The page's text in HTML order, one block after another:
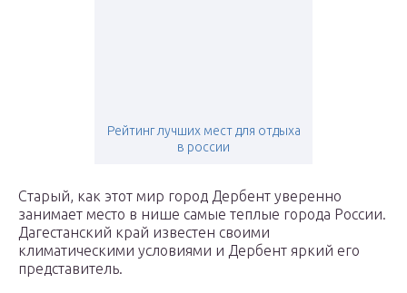
Рейтинг лучших мест для отдыха
в россии
Старый, как этот мир город Дербент уверенно
занимает место в нише самые теплые города России.
Дагестанский край известен своими
климатическими условиями и Дербент яркий его
представитель.